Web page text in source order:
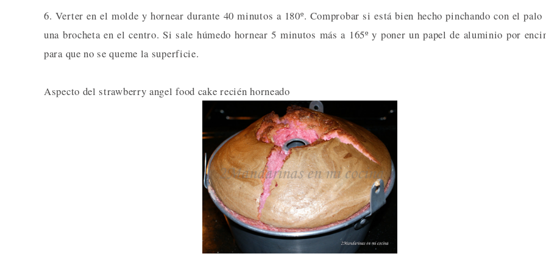
6. Verter en el molde y hornear durante 40 minutos a 180º. Comprobar si está bien hecho pinchando con el palo
una brocheta en el centro. Si sale húmedo hornear 5 minutos más a 165º y poner un papel de aluminio por
para que no se queme la superficie.
Aspecto del strawberry angel food cake recién horneado